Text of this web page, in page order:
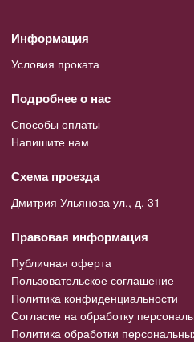
Информация
Условия проката
Подробнее о нас
Способы оплаты
Напишите нам
Схема проезда
Дмитрия Ульянова ул., д. 31
Правовая информация
Публичная оферта
Пользовательское соглашение
Политика конфиденциальности
Согласие на обработку
Политика обработки